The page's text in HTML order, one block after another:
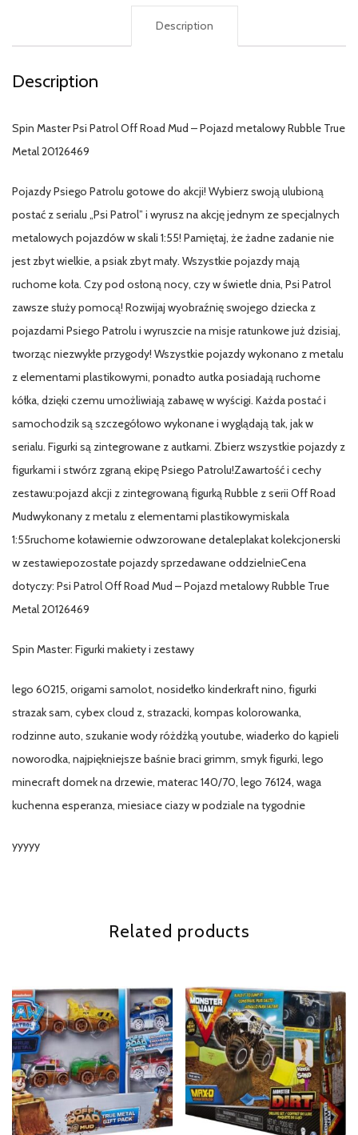
Description
Description
Spin Master Psi Patrol Off Road Mud – Pojazd metalowy Rubble True
Metal 20126469
Pojazdy Psiego Patrolu gotowe do akcji! Wybierz swoją ulubioną
postać z serialu „Psi Patrol” i wyrusz na akcję jednym ze specjalnych
metalowych pojazdów w skali 1:55! Pamiętaj, że żadne zadanie nie
jest zbyt wielkie, a psiak zbyt mały. Wszystkie pojazdy mają
ruchome koła. Czy pod osłoną nocy, czy w świetle dnia, Psi Patrol
zawsze służy pomocą! Rozwijaj wyobraźnię swojego dziecka z
pojazdami Psiego Patrolu i wyruszcie na misje ratunkowe już dzisiaj,
tworząc niezwykłe przygody! Wszystkie pojazdy wykonano z metalu
z elementami plastikowymi, ponadto autka posiadają ruchome
kółka, dzięki czemu umożliwiają zabawę w wyścigi. Każda postać i
samochodzik są szczegółowo wykonane i wyglądają tak, jak w
serialu. Figurki są zintegrowane z autkami. Zbierz wszystkie pojazdy z
figurkami i stwórz zgraną ekipę Psiego Patrolu!Zawartość i cechy
zestawu:pojazd akcji z zintegrowaną figurką Rubble z serii Off Road
Mudwykonany z metalu z elementami plastikowymiskala
1:55ruchome koławiernie odwzorowane detaleplakat kolekcjonerski
w zestawiepozostałe pojazdy sprzedawane oddzielnieCena
dotyczy: Psi Patrol Off Road Mud – Pojazd metalowy Rubble True
Metal 20126469
Spin Master: Figurki makiety i zestawy
lego 60215, origami samolot, nosidełko kinderkraft nino, figurki
strazak sam, cybex cloud z, strazacki, kompas kolorowanka,
rodzinne auto, szukanie wody różdżką youtube, wiaderko do kąpieli
noworodka, najpiękniejsze baśnie braci grimm, smyk figurki, lego
minecraft domek na drzewie, materac 140/70, lego 76124, waga
kuchenna esperanza, miesiace ciazy w podziale na tygodnie
yyyyy
Related products